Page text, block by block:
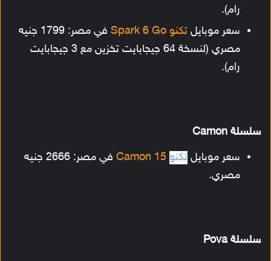
رام).
سعر موبايل تكنو Spark 6 Go
في مصر: 1799 جنيه
مصري (لنسخة 64 جيجابايت تخزين مع 3 جيجابايت
رام).
سلسلة Camon
سعر موبايل تكنو Camon 15
في مصر: 2666 جنيه
مصري.
سلسلة Pova